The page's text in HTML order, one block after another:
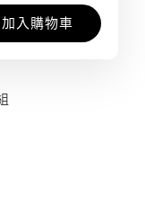
加入購物車